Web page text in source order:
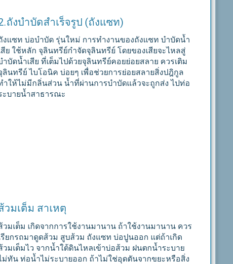
ถังบำบัดสำเร็จรูป (ถังแซท)
งแซท บ่อบำบัด รุ่นใหม่ การทำงานของถังแซท บำบัดน้ำ
สีย ใช้หลัก จุลินทรีย์กำจัดจุลินทรีย์ โดยของเสียจะไหลสู่
ำบัดน้ำเสีย ที่เต็มไปด้วยจุลินทรีย์คอยย่อยสลาย ควรเติม
ลินทรีย์ ไบโอนิค บ่อยๆ เพื่อช่วยการย่อยสลายสิ่งปฎิกูล
ำให้ไม่มีกลิ่นส่วน น้ำที่ผ่านการบำบัดแล้วจะถูกส่ง ไปท่อ
ะบายน้ำสาธารณะ
วมเต็ม สาเหตุ
วมเต็ม เกิดจากการใช้งานมานาน ถ้าใช้งานมานาน ควร
รียกรถมาดูดส้วม สูบส้วม ถังแซท บ่อปูนออก แต่ถ้าเกิด
วมเต็มไว จากน้ำใต้ดินไหลเข้าบ่อส้วม ฝนตกน้ำระบาย
ม่ทัน ท่อน้ำไม่ระบายออก ถ้าไม่ใช่อุดตันจากขยะหรือสิ่ง